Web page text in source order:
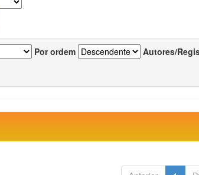
Por ordem Autores/